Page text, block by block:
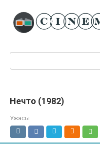
контенту
Нечто (1982)
Ужасы